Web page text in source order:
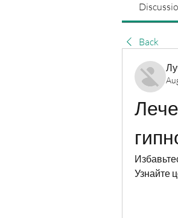
Back
Узнайте